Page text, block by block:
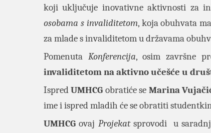
koji uključuje inovativne aktivnosti za
osobama s invaliditetom, koja obuhvata
za mlade s invaliditetom u državama
Pomenuta Konferencija, osim završne
invaliditetom na aktivno učešće u
IspredUMHCG obratiće se Marina
ime i ispred mladih će se obratiti
UMHCGovaj Projekatsprovodi u